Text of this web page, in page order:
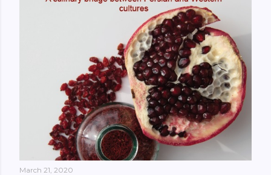
March 21, 2020